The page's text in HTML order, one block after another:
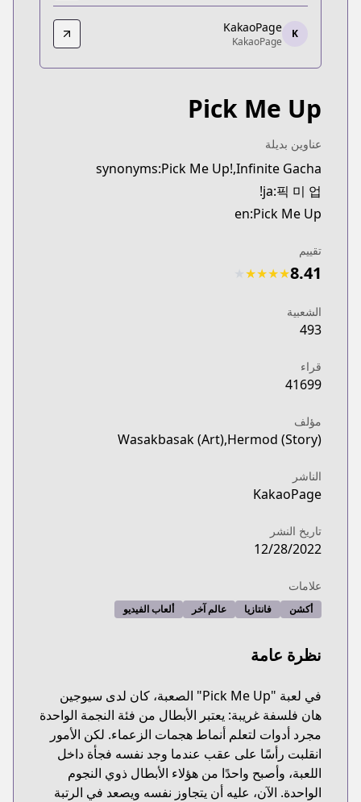
Kakao Webtoon
https://webtoon.kakao.com/content/픽-미-업/3205
KakaoPage
KakaoPage
K
KakaoPage
KakaoPage
Pick Me Up
عناوين بديلة
synonyms:Pick Me Up!,Infinite Gacha
ja:픽 미 업!
en:Pick Me Up
تقييم
8.41
★
★
★
★
الشعبية
493
قراء
41699
مؤلف
Wasakbasak (Art),Hermod (Story)
الناشر
KakaoPage
تاريخ النشر
12/28/2022
علامات
أكشن فانتازيا عالم آخر ألعاب الفيديو
نظرة عامة
في لعبة "Pick Me Up" الصعبة، كان لدى سيوجين
هان فلسفة غريبة: يعتبر الأبطال من فئة النجمة الواحدة
مجرد أدوات لتعلم أنماط هجمات الزعماء. لكن الأمور
انقلبت رأسًا على عقب عندما وجد نفسه فجأة داخل
اللعبة، وأصبح واحدًا من هؤلاء الأبطال ذوي النجوم
الواحدة. الآن، عليه أن يتجاوز نفسه ويصعد في الرتبة